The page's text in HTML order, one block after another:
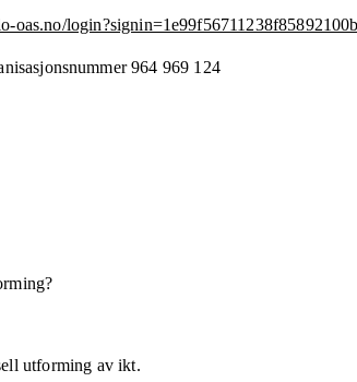
oas.no/
964 969 124
utforming av ikt.